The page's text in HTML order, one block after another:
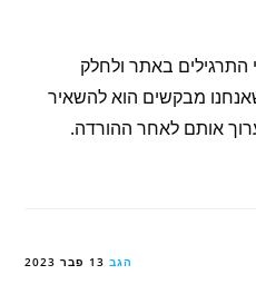
באתר ולחלק
מבקשים הוא להשאיר
אותם לאחר ההורדה.
הגב 13 פבר 2023